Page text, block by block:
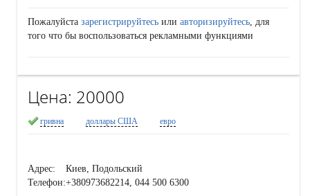
Пожалуйста зарегистрируйтесь или авторизируйтесь, для
того что бы воспользоваться рекламными функциями
Цена: 20000
гривна доллары США евро
Адрес:
Киев, Подольский
Телефон:+380973682214, 044 500 6300